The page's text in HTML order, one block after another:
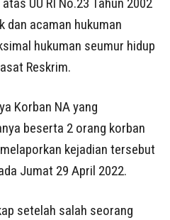
UU RI No.23 Tahun 2002
dan acaman hukuman
hukuman seumur hidup
Reskrim.
Korban NA yang
beserta 2 orang korban
kejadian tersebut
Jumat 29 April 2022.
setelah salah seorang